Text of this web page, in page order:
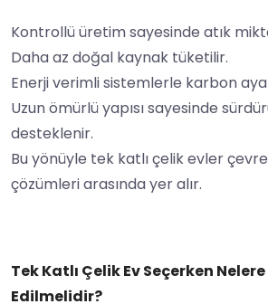
Kontrollü üretim sayesinde atık
Daha az doğal kaynak tüketilir.
Enerji verimli sistemlerle karbon
Uzun ömürlü yapısı sayesinde
desteklenir.
Bu yönüyle tek katlı çelik evler
çözümleri arasında yer alır.
Tek Katlı Çelik Ev Seçerken
Edilmelidir?